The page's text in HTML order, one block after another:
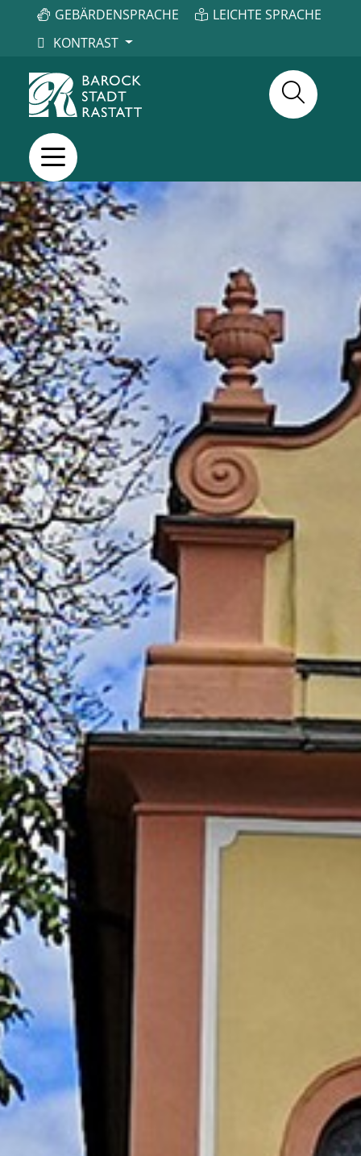
GEBÄRDENSPRACHE
LEICHTE SPRACHE
KONTRAST